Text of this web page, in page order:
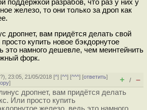
поддержкой разрабов, что раз у них у
железо, то они только за дроп как
дропнет, вам придётся делать свой
купить новое бэкдорнутое
это намного дешевле, чем меинтейнить
форк.
?), 23:05, 21/05/2018 [^] [^^] [^^^] [ответить]
] + / –
дропнет, вам придётся делать
Или просто купить